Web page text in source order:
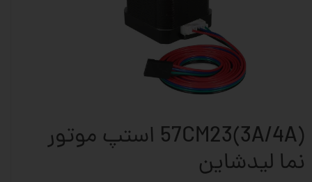
57CM23(3A/4A) استپ موتور
نما لیدشاین